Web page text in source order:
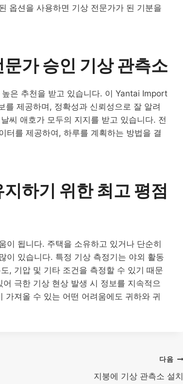
옵션을 사용하면 기상 전문가가 된 기분을
가 승인 기상 관측소
은 추천을 받고 있습니다. 이 Yantai Import
제공하며, 정확성과 신뢰성으로 잘 알려
씨 애호가 모두의 지지를 받고 있습니다. 전
터를 제공하여, 하루를 계획하는 방법을 결
하기 위한 최고 평점
이 됩니다. 주택을 소유하고 있거나 단순히
이 있습니다. 특정 기상 측정기는 야외 활동
, 기압 및 기타 조건을 측정할 수 있기 때문
극한 기상 현상 발생 시 정보를 지속적으
가져올 수 있는 어떤 어려움에도 귀하와 귀
다음
지붕에 기상 관측소 설치